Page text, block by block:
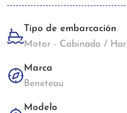
Tipo de embarcación
Motor - Cabinado /
Marca
Beneteau
Modelo